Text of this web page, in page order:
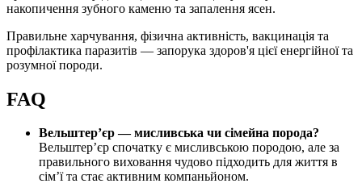
накопичення зубного каменю та запалення ясен.
Правильне харчування, фізична активність, вакцинація та
профілактика паразитів — запорука здоров'я цієї енергійної та
розумної породи.
FAQ
Вельштер’єр — мисливська чи сімейна порода?
Вельштер’єр спочатку є мисливською породою, але за
правильного виховання чудово підходить для життя в
сім’ї та стає активним компаньйоном.